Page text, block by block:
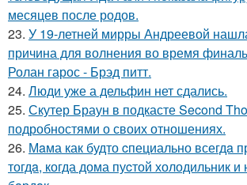
месяцев после родов.
23. У 19-летней мирры Андреевой
причина для волнения во время
Ролан гарос - Брэд питт.
24. Люди уже а дельфин нет сдались.
25. Скутер Браун в подкасте Second
подробностями о своих отношениях.
26. Мaма как будто cпециально всегдa
тогдa, когда дома пуcтой холодильник